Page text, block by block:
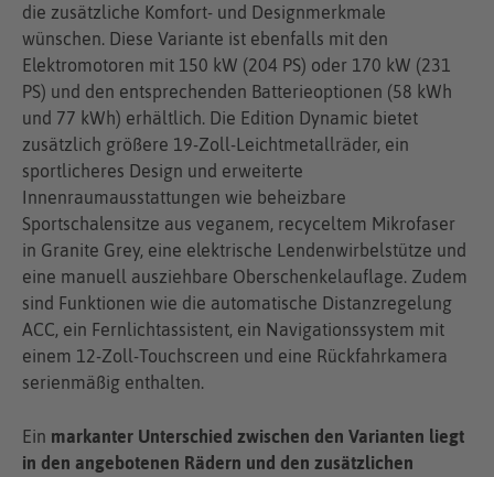
die zusätzliche Komfort- und Designmerkmale
wünschen. Diese Variante ist ebenfalls mit den
Elektromotoren mit 150 kW (204 PS) oder 170 kW (231
PS) und den entsprechenden Batterieoptionen (58 kWh
und 77 kWh) erhältlich. Die Edition Dynamic bietet
zusätzlich größere 19-Zoll-Leichtmetallräder, ein
sportlicheres Design und erweiterte
Innenraumausstattungen wie beheizbare
Sportschalensitze aus veganem, recyceltem Mikrofaser
in Granite Grey, eine elektrische Lendenwirbelstütze und
eine manuell ausziehbare Oberschenkelauflage. Zudem
sind Funktionen wie die automatische Distanzregelung
ACC, ein Fernlichtassistent, ein Navigationssystem mit
einem 12-Zoll-Touchscreen und eine Rückfahrkamera
serienmäßig enthalten.
Ein markanter Unterschied zwischen den Varianten liegt
in den angebotenen Rädern und den zusätzlichen